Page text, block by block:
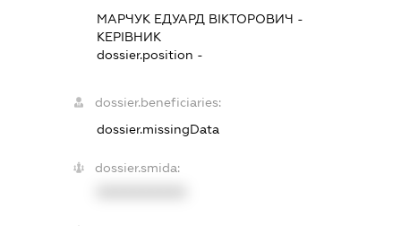
МАРЧУК ЕДУАРД ВІКТОРОВИЧ -
КЕРІВНИК
dossier.position -
dossier.beneficiaries:
dossier.missingData
dossier.smida: